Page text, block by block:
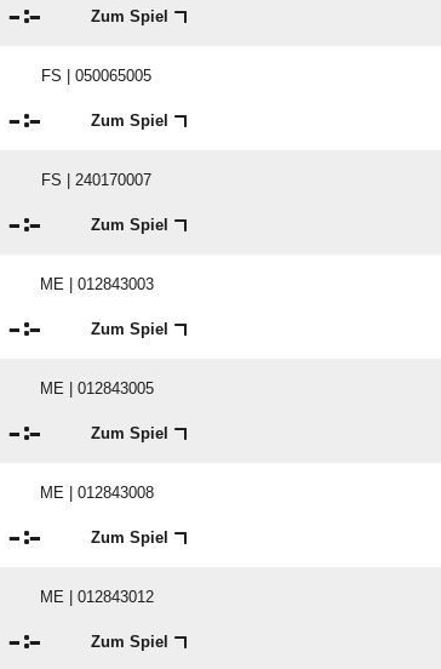
: Zum Spiel
FS | 050065005
: Zum Spiel
FS | 240170007
: Zum Spiel
ME | 012843003
: Zum Spiel
ME | 012843005
: Zum Spiel
ME | 012843008
: Zum Spiel
ME | 012843012
: Zum Spiel